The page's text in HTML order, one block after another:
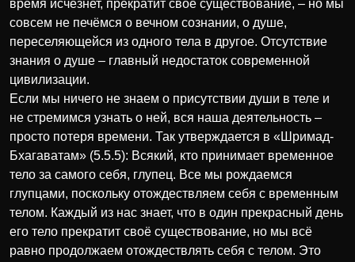
время исчезнет, прекратит своё существование, – но мы
совсем не печёмся о вечном сознании, о душе,
переселяющейся из одного тела в другое. Отсутствие
знания о душе – главный недостаток современной
цивилизации.
Если мы ничего не знаем о присутствии души в теле и
не стремимся узнать о ней, вся наша деятельность –
просто потеря времени. Так утверждается в «Шримад-
Бхагаватам» (5.5.5): Всякий, кто принимает временное
тело за самого себя, глупец. Все мы рождаемся
глупцами, поскольку отождествляем себя с временным
телом. Каждый из нас знает, что в один прекрасный день
его тело прекратит своё существование, но мы всё
равно продолжаем отождествлять себя с телом. Это